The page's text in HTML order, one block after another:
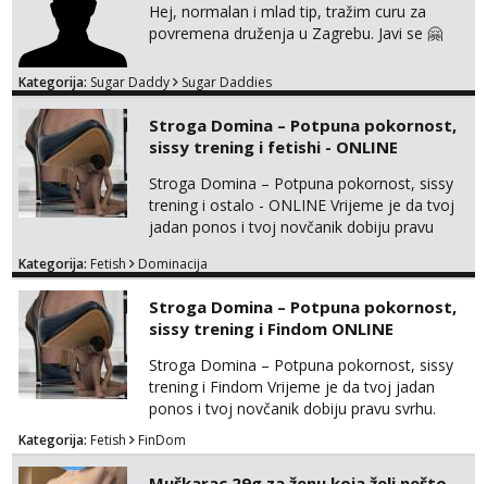
Hej, normalan i mlad tip, tražim curu za
povremena druženja u Zagrebu. Javi se 🤗
Kategorija: Sugar Daddy Sugar Daddies
Stroga Domina – Potpuna pokornost,
sissy trening i fetishi - ONLINE
Stroga Domina – Potpuna pokornost, sissy
trening i ostalo - ONLINE Vrijeme je da tvoj
jadan ponos i tvoj novčanik dobiju pravu
Domina preuzima potpunu kontrolu nad
isključivo ozbiljni, solventni i poslušni subovi
koji žude za strogim zapovijedima, sissy
transformacijom (rublje, elegancija) i
potpunim psiholo...
Kategorija: Fetish Dominacija
Stroga Domina – Potpuna pokornost,
sissy trening i Findom ONLINE
Stroga Domina – Potpuna pokornost, sissy
trening i Findom Vrijeme je da tvoj jadan
ponos i tvoj novčanik dobiju pravu svrhu.
Inteligentna, hladna i beskompromisna
Domina preuzima potpunu kontrolu nad
tvojim umom i financijama. Zanimaju me
Kategorija: Fetish FinDom